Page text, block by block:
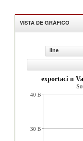
VISTA DE GRÁFICO
line
exportaci n
40 B
30 B